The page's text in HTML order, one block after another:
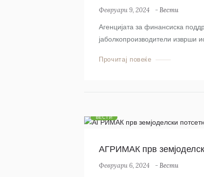
Февруари 9, 2024 -Вести
Агенцијата за финансиска
јаболкопроизводители изврши
Прочитај повеќе
ВЕСТИ
АГРИМАК прв
Февруари 6, 2024 -Вести